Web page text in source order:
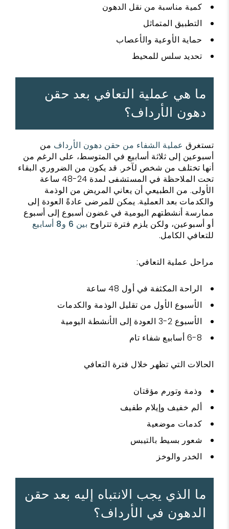
كمية مناسبة من نقل الدهون
التطبيق المتماثل
حماية الأوعية والأعصاب
تحديد سلس للمحيط
ما هي عملية التعافي بعد حقن
دهون الأرداف؟
تستغرق عملية الشفاء من حقن دهون الأرداف من
أسبوعين إلى ثلاثة أسابيع في المتوسط، على الرغم من
أنها تختلف من شخص لآخر. قد يكون من الضروري البقاء
تحت الملاحظة في المستشفى لمدة 24-48 ساعة
الأولى. من الطبيعي أن يعاني المريض من الوذمة
والكدمات بعد العملية. يمكن للمرضى عادةً العودة إلى
ممارسة أنشطتهم اليومية في غضون أسبوع إلى أسبوع
أو أسبوعين، ولكن يلزم فترة تتراوح بين 6 و8 أسابيع
للتعافي الكامل.
مراحل عملية التعافي:
الراحة المكثفة في أول 48 ساعة
الأسبوع الأول من تقليل الوذمة والكدمات
الأسبوع 2-3 العودة إلى الأنشطة اليومية
6-8 أسابيع شفاء تام
الحالات التي تظهر خلال فترة التعافي
وذمة وتورم مؤقتان
ألم خفيف وإيلام طفيف
كدمات موضعية
شعور بسيط بالتيبس
الخدر والوخز
ما الذي يجب الانتباه إليه بعد حقن
الدهون في الأرداف؟